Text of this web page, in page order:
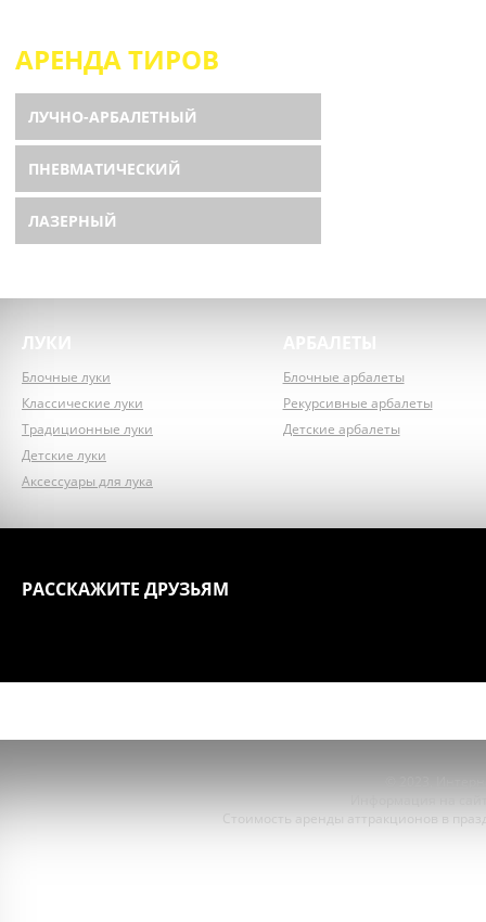
АРЕНДА ТИРОВ
ЛУЧНО-АРБАЛЕТНЫЙ
ПНЕВМАТИЧЕСКИЙ
ЛАЗЕРНЫЙ
ЛУКИ
Блочные луки
Классические луки
Традиционные луки
Детские луки
Аксессуары для лука
АРБАЛЕТЫ
Блочные арбалеты
Рекурсивные арбалеты
Детские арбалеты
РАССКАЖИТЕ ДРУЗЬЯМ
Стоимость аренды аттракционов в